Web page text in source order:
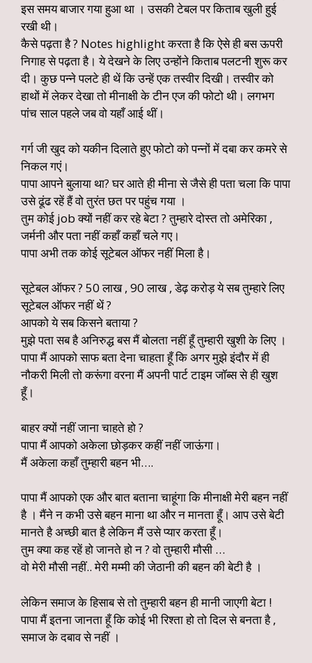
इस समय बाजार गया हुआ था । उसकी टेबल पर किताब खुली हुई
रखी थी।
कैसे पढ़ता है ? Notes highlight करता है कि ऐसे ही बस ऊपरी
निगाह से पढ़ता है। ये देखने के लिए उन्होंने किताब पलटनी शुरू कर
दी। कुछ पन्ने पलटे ही थें कि उन्हें एक तस्वीर दिखी। तस्वीर को
हाथों में लेकर देखा तो मीनाक्षी के टीन एज की फोटो थी। लगभग
पांच साल पहले जब वो यहाँ आई थीं।
गर्ग जी खुद को यकीन दिलाते हुए फोटो को पन्नों में दबा कर कमरे से
निकल गएं।
पापा आपने बुलाया था? घर आते ही मीना से जैसे ही पता चला कि पापा
उसे ढूंढ रहें हैं वो तुरंत छत पर पहुंच गया ।
तुम कोई job क्यों नहीं कर रहे बेटा ? तुम्हारे दोस्त तो अमेरिका ,
जर्मनी और पता नहीं कहाँ कहाँ चले गए।
पापा अभी तक कोई सूटेबल ऑफर नहीं मिला है।
सूटेबल ऑफर ? 50 लाख , 90 लाख , डेढ़ करोड़ ये सब तुम्हारे लिए
सूटेबल ऑफर नहीं थें ?
आपको ये सब किसने बताया ?
मुझे पता सब है अनिरुद्ध बस मैं बोलता नहीं हूँ तुम्हारी खुशी के लिए ।
पापा मैं आपको साफ बता देना चाहता हूँ कि अगर मुझे इंदौर में ही
नौकरी मिली तो करूंगा वरना मैं अपनी पार्ट टाइम जॉब्स से ही खुश
हूँ।
बाहर क्यों नहीं जाना चाहते हो ?
पापा मैं आपको अकेला छोड़कर कहीं नहीं जाऊंगा।
मैं अकेला कहाँ तुम्हारी बहन भी….
पापा मैं आपको एक और बात बताना चाहूंगा कि मीनाक्षी मेरी बहन नहीं
है । मैंने न कभी उसे बहन माना था और न मानता हूँ। आप उसे बेटी
मानते है अच्छी बात है लेकिन मैं उसे प्यार करता हूँ।
तुम क्या कह रहें हो जानते हो न ? वो तुम्हारी मौसी …
वो मेरी मौसी नहीं.. मेरी मम्मी की जेठानी की बहन की बेटी है ।
लेकिन समाज के हिसाब से तो तुम्हारी बहन ही मानी जाएगी बेटा !
पापा मैं इतना जानता हूँ कि कोई भी रिश्ता हो तो दिल से बनता है ,
समाज के दबाव से नहीं ।